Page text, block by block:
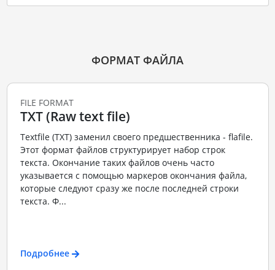
ФОРМАТ ФАЙЛА
FILE FORMAT
TXT (Raw text file)
Textfile (TXT) заменил своего предшественника - flafile.
Этот формат файлов структурирует набор строк
текста. Окончание таких файлов очень часто
указывается с помощью маркеров окончания файла,
которые следуют сразу же после последней строки
текста. Ф...
Подробнее